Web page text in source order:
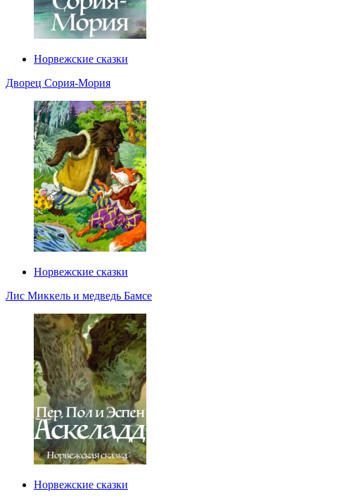
Норвежские сказки
Дворец Сория-Мория
Норвежские сказки
Лис Миккель и медведь Бамсе
Норвежские сказки